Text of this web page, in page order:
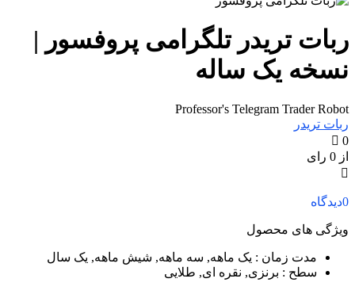
ربات تریدر تلگرامی پروفسور |
نسخه یک ساله
Professor's Telegram Trader Robot
ربات تریدر
0
از 0 رای
0دیدگاه
ویژگی های محصول
مدت زمان : یک ماهه, سه ماهه, شیش ماهه, یک سال
سطح : برنزی, نقره ای, طلایی